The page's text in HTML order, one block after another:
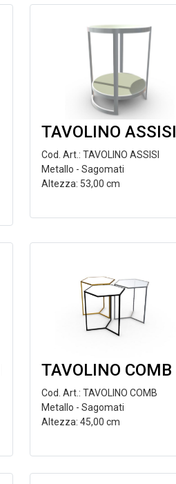
TAVOLINO ASSISI
Cod. Art.: TAVOLINO ASSISI
Metallo - Sagomati
Altezza: 53,00 cm
TAVOLINO COMB
Cod. Art.: TAVOLINO COMB
Metallo - Sagomati
Altezza: 45,00 cm